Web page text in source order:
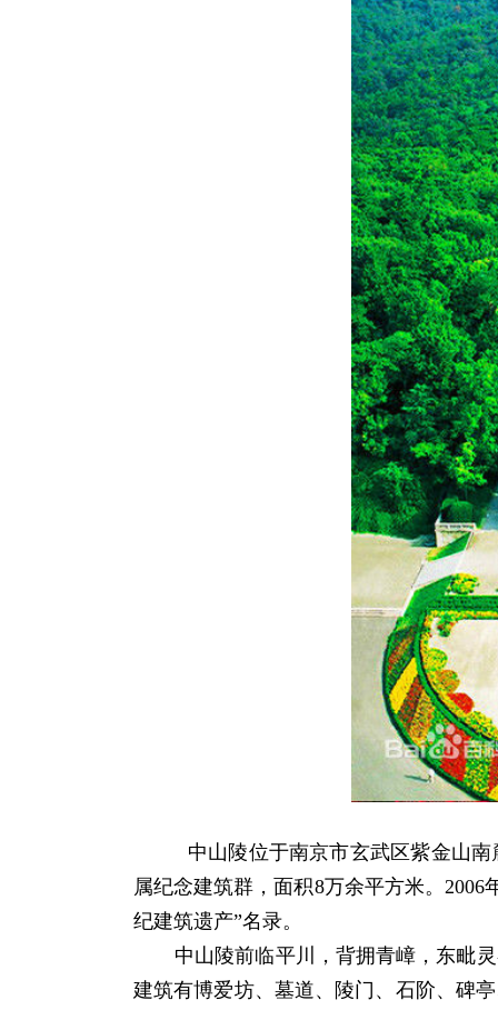
中山陵位于南京市玄武区紫金山
属纪念建筑群，面积8万余平方米。
纪建筑遗产”名录。
中山陵前临平川，背拥青嶂，东毗
建筑有博爱坊、墓道、陵门、石阶、碑